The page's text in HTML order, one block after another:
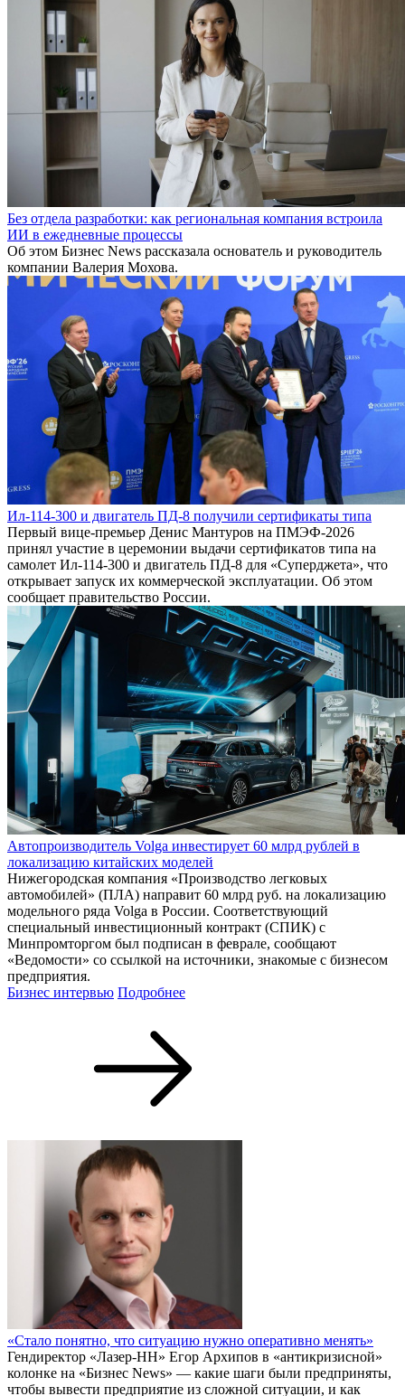
Без отдела разработки: как региональная компания встроила
ИИ в ежедневные процессы
Об этом Бизнес News рассказала основатель и руководитель
компании Валерия Мохова.
Ил-114-300 и двигатель ПД-8 получили сертификаты типа
Первый вице-премьер Денис Мантуров на ПМЭФ-2026
принял участие в церемонии выдачи сертификатов типа на
самолет Ил-114-300 и двигатель ПД-8 для «Суперджета», что
открывает запуск их коммерческой эксплуатации. Об этом
сообщает правительство России.
Автопроизводитель Volga инвестирует 60 млрд рублей в
локализацию китайских моделей
Нижегородская компания «Производство легковых
автомобилей» (ПЛА) направит 60 млрд руб. на локализацию
модельного ряда Volga в России. Соответствующий
специальный инвестиционный контракт (СПИК) с
Минпромторгом был подписан в феврале, сообщают
«Ведомости» со ссылкой на источники, знакомые с бизнесом
предприятия.
Бизнес интервью Подробнее
«Стало понятно, что ситуацию нужно оперативно менять»
Гендиректор «Лазер-НН» Егор Архипов в «антикризисной»
колонке на «Бизнес News» — какие шаги были предприняты,
чтобы вывести предприятие из сложной ситуации, и как